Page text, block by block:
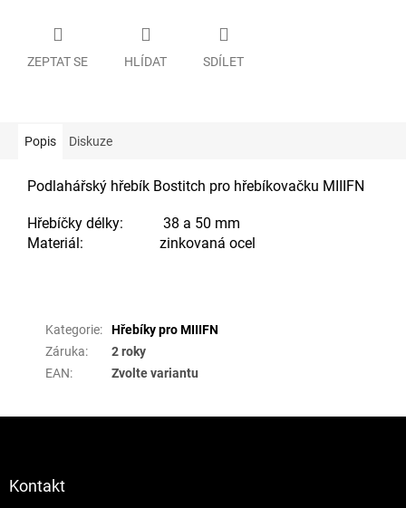
ZEPTAT SE HLÍDAT SDÍLET
Popis Diskuze
Podlahářský hřebík Bostitch pro hřebíkovačku MIIIFN
Hřebíčky délky: 38 a 50 mm
Materiál: zinkovaná ocel
Kategorie:
Hřebíky pro MIIIFN
Záruka:
2 roky
EAN: Zvolte variantu
Kontakt